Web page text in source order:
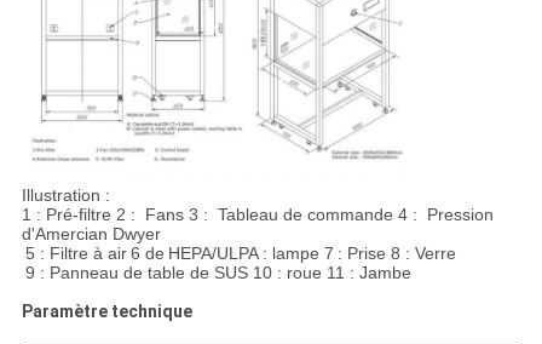
Illustration :
1 : Pré-filtre 2 : Fans 3 : Tableau de commande 4 : Pression
d'Amercian Dwyer
5 : Filtre à air6 de HEPA/ULPA : lampe 7 : Prise 8 : Verre
9 : Panneau de table de SUS 10 : roue 11 : Jambe
Paramètre technique